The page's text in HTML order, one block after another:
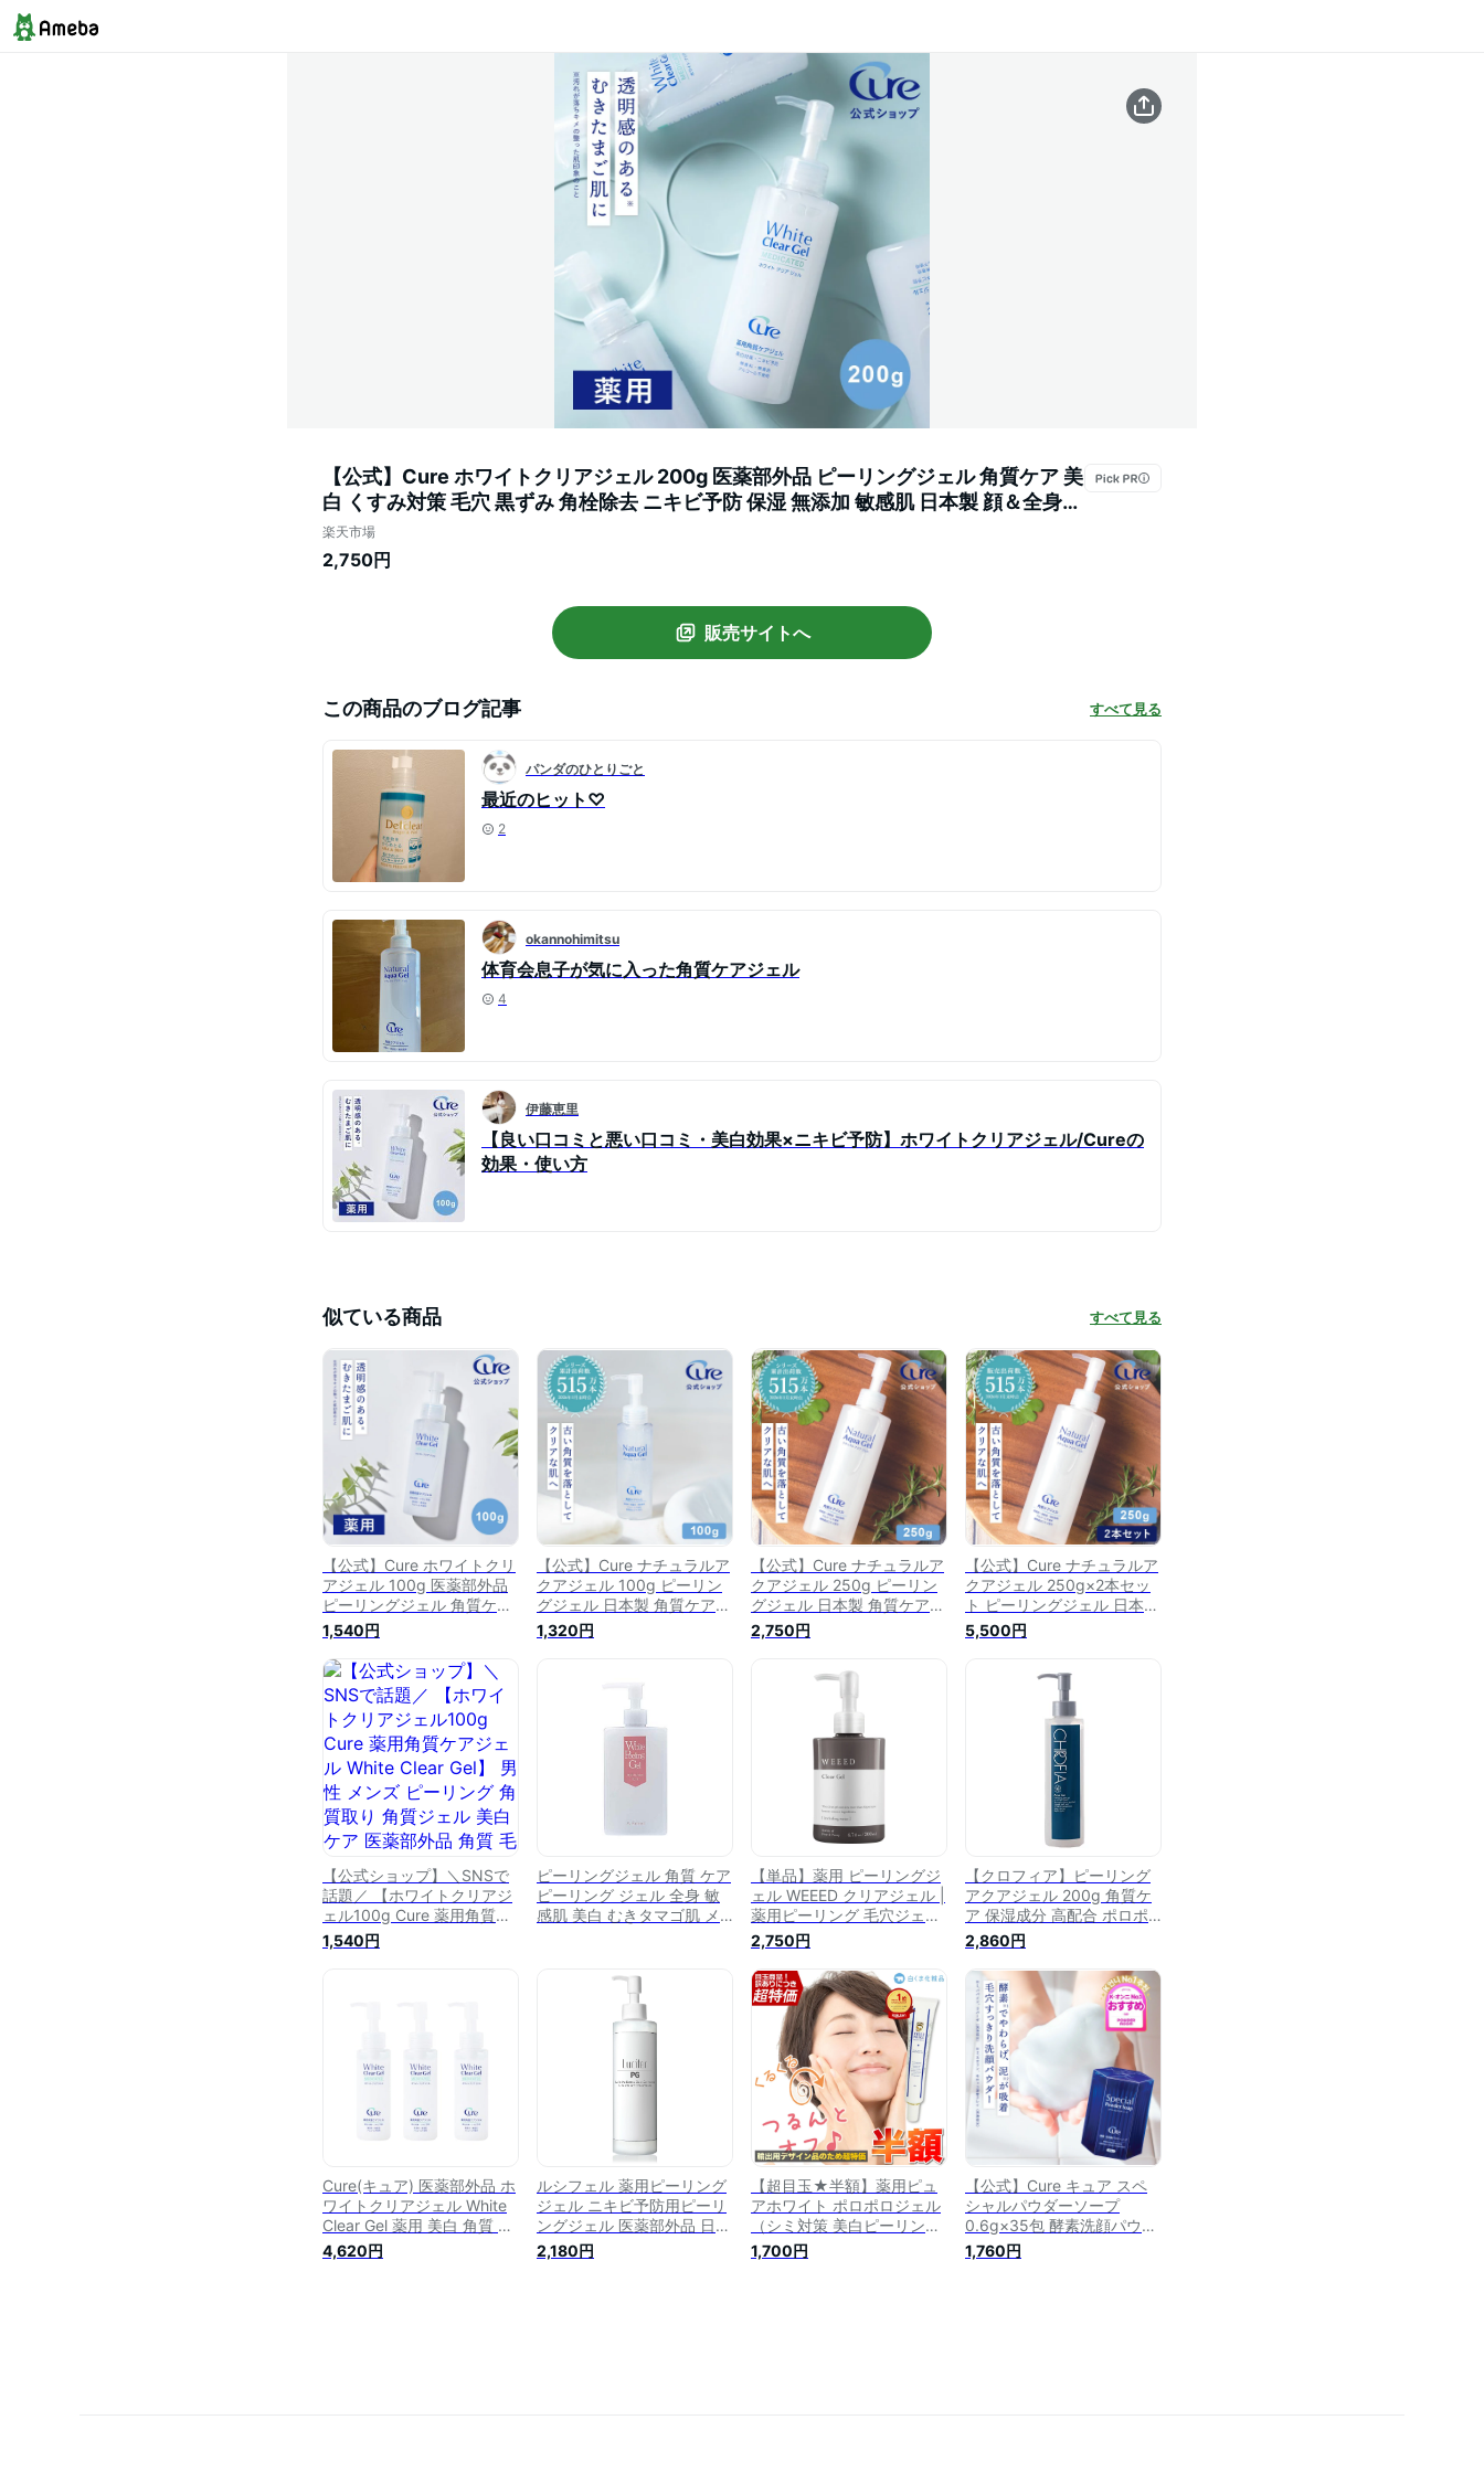
【公式】Cure ホワイトクリアジェル 200g 医薬部外品 ピーリングジェル 角質ケア 美
白 くすみ対策 毛穴 黒ずみ 角栓除去 ニキビ予防 保湿 無添加 敏感肌 日本製 顔＆全身用
正規品
楽天市場
2,750円
販売サイトへ
この商品のブログ記事 すべて見る
パンダのひとりごと
最近のヒット♡
2
okannohimitsu
体育会息子が気に入った角質ケアジェル
4
伊藤恵里
【良い口コミと悪い口コミ・美白効果×ニキビ予防】ホワイトクリアジェル/Cureの
効果・使い方
似ている商品 すべて見る
【公式】Cure ホワイトクリ
アジェル 100g 医薬部外品
ピーリングジェル 角質ケア
美白 くすみ対策 毛穴 黒ず
み 角栓除去 ニキビ予防 保
湿 無添加 敏感肌 日本製 顔
＆全身用 正規品
1,540円
【公式】Cure ナチュラルア
クアジェル 100g ピーリン
グジェル 日本製 角質ケア
ゴマージュ 毛穴 黒ずみ 角
栓除去 くすみ対策 保湿 無
OK スキンケア 正規品
1,320円
【公式】Cure ナチュラルア
クアジェル 250g ピーリン
グジェル 日本製 角質ケア
ゴマージュ 毛穴 黒ずみ 角
栓除去 くすみ対策 保湿 無
OK スキンケア 正規品
2,750円
【公式】Cure ナチュラルア
クアジェル 250g×2本セッ
ト ピーリングジェル 日本製
角質ケア ゴマージュ 毛穴
黒ずみ 角栓除去 くすみ対策
身使用OK スキンケア 正規
5,500円
【公式ショップ】＼SNSで
話題／ 【ホワイトクリアジ
ェル100g Cure 薬用角質ケ
アジェル White Clear Gel】
男性 メンズ ピーリング 角
1,540円
ピーリングジェル 角質 ケア
ピーリング ジェル 全身 敏
感肌 美白 むきタマゴ肌 メ
ばかす ニキビ 対策 顔 ボデ
ィ ホワイト プラセンタ ヒ
アルロン酸 保湿成分 高配合
日本製 医薬部外品 大容量
【単品】薬用 ピーリングジ
ェル WEEED クリアジェル |
薬用ピーリング 毛穴ジェル
角質ケア 無添加 顔 全身 角
質 ニキビ くすみ 黒ずみ 角
質肥厚 毛穴 ケア 透明感 ピ
ーリング 背中 ひじ かかと
大容量 日本製
2,750円
【クロフィア】ピーリング
アクアジェル 200g 角質ケ
ア 保湿成分 高配合 ポロポ
ロ ジェル 毛穴 黒ずみ くす
み 対策 角質落とし 角栓 顔
ボディ ヒアルロン酸 柚子
ゆず 人気 敏感肌 潤い ピー
リングジェル cure ゴマージ
ュ
2,860円
Cure(キュア) 医薬部外品 ホ
ワイトクリアジェル White
Clear Gel 薬用 美白 角質 ニ
キビ ピーリング ジェル ケ
ア 角質ケア 角質取り 顔 ゴ
4,620円
ルシフェル 薬用ピーリング
ジェル ニキビ予防用ピーリ
ングジェル 医薬部外品 日本
製 大容量 角質クリアジェル
角質ケア たっぷり使える
2,180円
【超目玉★半額】薬用ピュ
アホワイト ポロポロジェル
（シミ対策 美白ピーリング
ジェル 45g） 角質ケア 顔
美白 ピーリング 毛穴 ゴマ
1,700円
【公式】Cure キュア スペ
シャルパウダーソープ
0.6g×35包 酵素洗顔パウダ
ー 毛穴 黒ずみ 角栓 ニキビ
角質ケア 泡洗顔 無添加 保
1,760円